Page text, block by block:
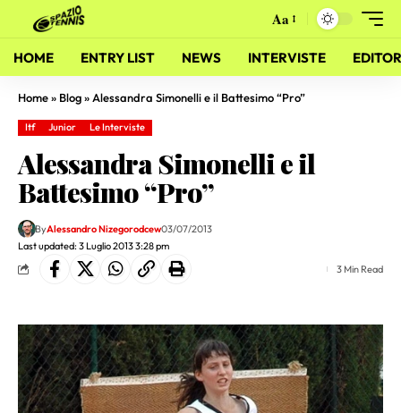
Aa
HOME ENTRY LIST NEWS INTERVISTE
Home» Blog» Alessandra Simonelli e il Battesimo “Pro”
Itf Junior Le Interviste
Alessandra Simonelli e il
Battesimo “Pro”
Last updated: 3 Luglio 2013 3:28 pm
ByAlessandro Nizegorodcew03/07/2013
3 Min Read